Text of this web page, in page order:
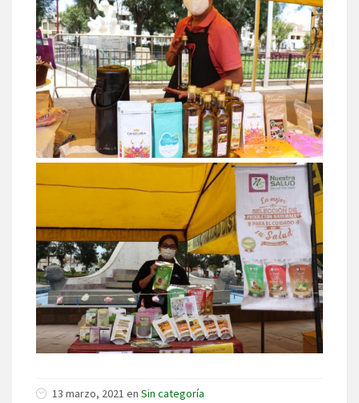
13 marzo, 2021 en Sin categoría